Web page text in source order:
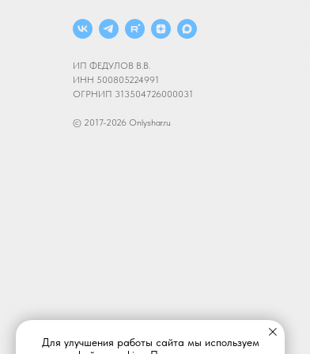
ИП ФЕДУЛОВ В.В.
ИНН 500805224991
ОГРНИП 313504726000031
© 2017-2026 Onlyshar.ru
Для улучшения работы сайта мы используем